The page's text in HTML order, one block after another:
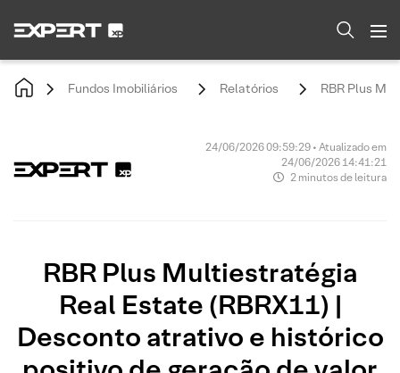
Fundos Imobiliários Relatórios RBR Plus
24/06/2026 09:59:29 • Atualizado em
24/06/2026 14:41:21
2 minutos de leitura
RBR Plus Multiestratégia
Real Estate (RBRX11) |
Desconto atrativo e histórico